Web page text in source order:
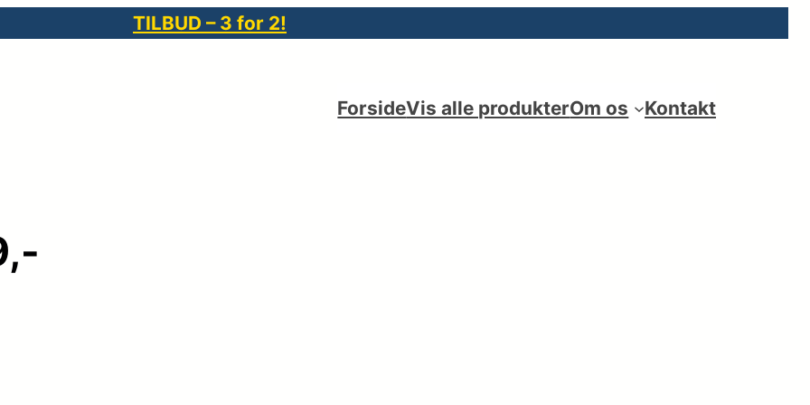
TILBUD – 3 for 2!
ForsideVis alle produkterOm os Kontakt